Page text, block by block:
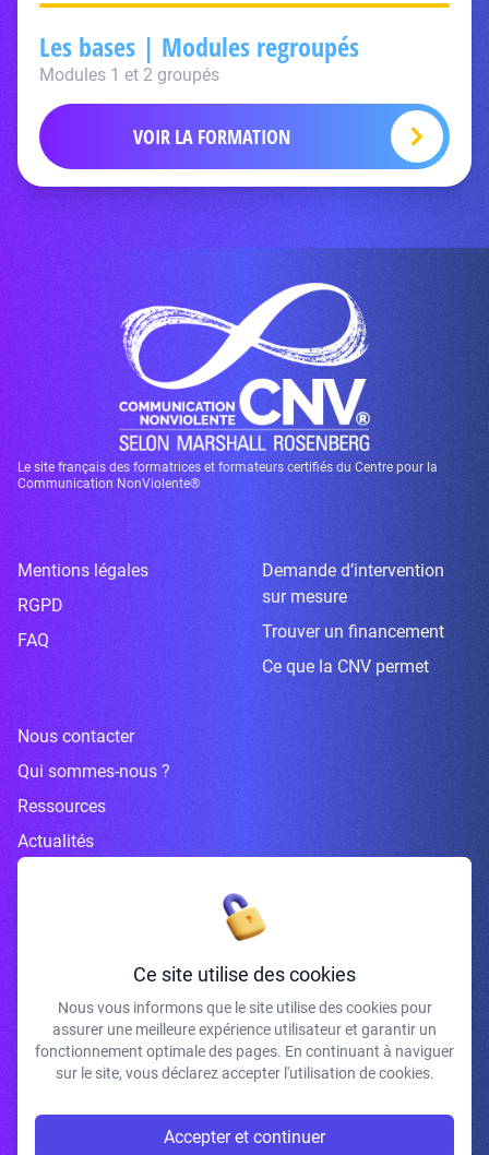
Les bases | Modules regroupés
Modules 1 et 2 groupés
VOIR LA FORMATION
Le site français des formatrices et formateurs certifiés du Centre pour la
Communication NonViolente®
Mentions légales
RGPD
FAQ
Demande d’intervention
sur mesure
Trouver un financement
Ce que la CNV permet
Nous contacter
Qui sommes-nous ?
Ressources
Actualités
Inscrivez-vous à la newsletter
J'accepte de recevoir vos e-mails et confirme avoir pris connaissance de
votre politique de confidentialité et mentions légales.
Ce site utilise des cookies
Nous vous informons que le site utilise des cookies pour
assurer une meilleure expérience utilisateur et garantir un
fonctionnement optimale des pages. En continuant à naviguer
sur le site, vous déclarez accepter l'utilisation de cookies.
Accepter et continuer